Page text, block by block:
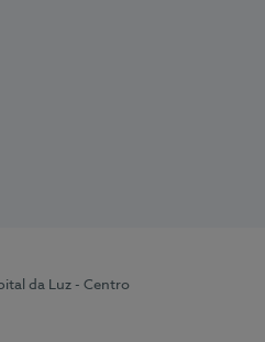
da Luz - Centro